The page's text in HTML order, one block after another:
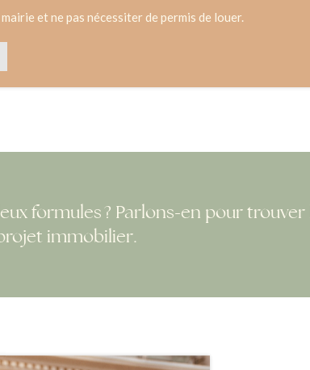
et ne pas nécessiter de permis de louer.
formules ? Parlons-en pour
immobilier.